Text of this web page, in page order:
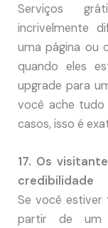
Serviços
incrivelmente
uma página ou
quando eles
upgrade para
você ache
casos, isso é
17. Os
credibilidade
Se você estiver
partir de um